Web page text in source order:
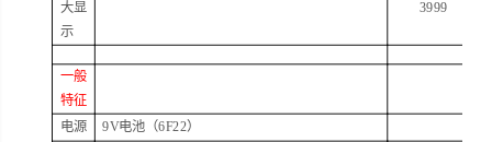
大显
示
3999
一般
特征
电源
9V电池（6F22）